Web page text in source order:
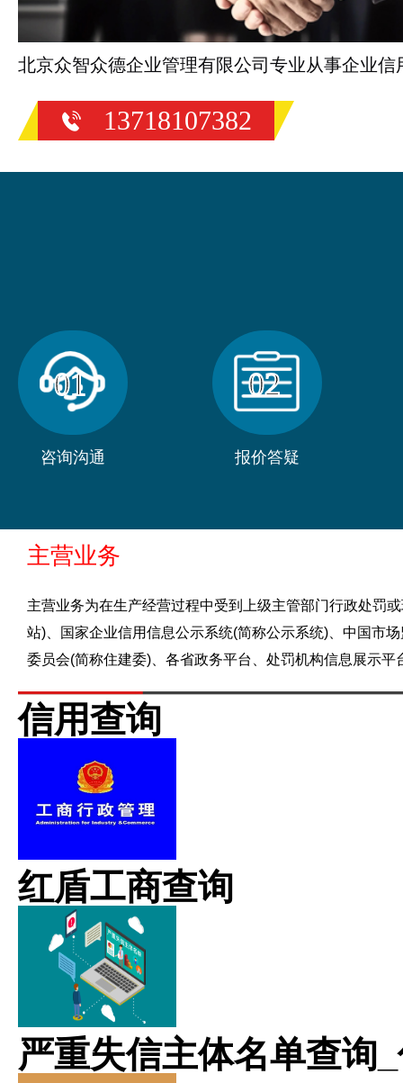
北京众智众德企业管理有限公司专业从事企业
13718107382
01
咨询沟通
02
报价答疑
主营业务
主营业务为在生产经营过程中受到上级主管部门行政处罚
站)、国家企业信用信息公示系统(简称公示系统)、中国市
委员会(简称住建委)、各省政务平台、处罚机构信息展示
信用查询
红盾工商查询
严重失信主体名单查询